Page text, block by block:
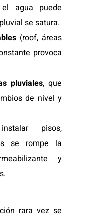
agua puede
se satura.
(roof, áreas
provoca
pluviales, que
de nivel y
pisos,
se rompe la
y
rara vez se